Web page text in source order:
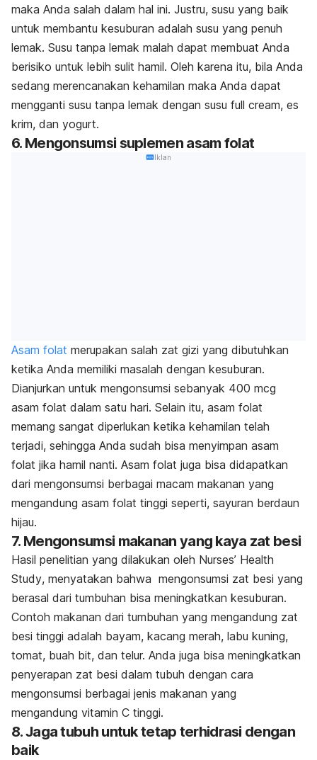
maka Anda salah dalam hal ini. Justru, susu yang baik
untuk membantu kesuburan adalah susu yang penuh
lemak. Susu tanpa lemak malah dapat membuat Anda
berisiko untuk lebih sulit hamil. Oleh karena itu, bila Anda
sedang merencanakan kehamilan maka Anda dapat
mengganti susu tanpa lemak dengan susu full cream, es
krim, dan yogurt.
6. Mengonsumsi suplemen asam folat
Iklan
Asam folat merupakan salah zat gizi yang dibutuhkan
ketika Anda memiliki masalah dengan kesuburan.
Dianjurkan untuk mengonsumsi sebanyak 400 mcg
asam folat dalam satu hari. Selain itu, asam folat
memang sangat diperlukan ketika kehamilan telah
terjadi, sehingga Anda sudah bisa menyimpan asam
folat jika hamil nanti. Asam folat juga bisa didapatkan
dari mengonsumsi berbagai macam makanan yang
mengandung asam folat tinggi seperti, sayuran berdaun
hijau.
7. Mengonsumsi makanan yang kaya zat besi
Hasil penelitian yang dilakukan oleh Nurses’ Health
Study, menyatakan bahwa mengonsumsi zat besi yang
berasal dari tumbuhan bisa meningkatkan kesuburan.
Contoh makanan dari tumbuhan yang mengandung zat
besi tinggi adalah bayam, kacang merah, labu kuning,
tomat, buah bit, dan telur. Anda juga bisa meningkatkan
penyerapan zat besi dalam tubuh dengan cara
mengonsumsi berbagai jenis makanan yang
mengandung vitamin C tinggi.
8. Jaga tubuh untuk tetap terhidrasi dengan
baik